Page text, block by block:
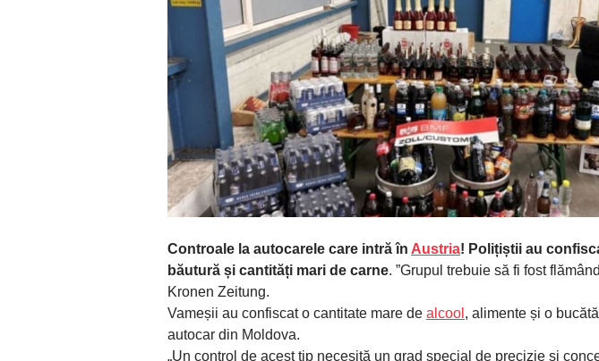
Controale la autocarele care intră în Austria! Polițiștii au
băutură și cantități mari de carne. ”Grupul trebuie să fi fost
Kronen Zeitung.
Vameșii au confiscat o cantitate mare de alcool , alimente și o
autocar din Moldova.
„Un control de acest tip necesită un grad special de precizie și